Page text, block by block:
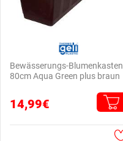
Bewässerungs-Blumenkasten
80cm Aqua Green plus braun
14,99€